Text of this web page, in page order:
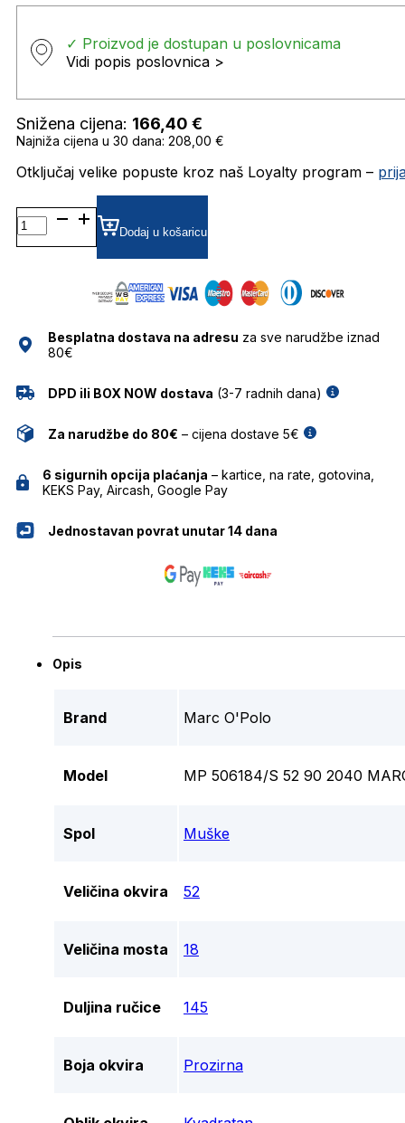
✓ Proizvod je dostupan u poslovnicama
Vidi popis poslovnica >
Snižena cijena: 166,40 €
Najniža cijena u 30 dana: 208,00 €
Otključaj velike popuste kroz naš Loyalty program –
MP506184 SUNČANE
NAOČALE
MARC
Dodaj u košaricu
Besplatna dostava na adresu za sve narudžbe iznad
80€
DPD ili BOX NOW dostava (3-7 radnih dana)
Za narudžbe do 80€ – cijena dostave 5€
6 sigurnih opcija plaćanja – kartice, na rate, gotovina,
KEKS Pay, Aircash, Google Pay
Jednostavan povrat unutar 14 dana
Opis
Brand Marc O'Polo
Model MP 506184/S 52 90 2040
Spol Muške
Veličina okvira 52
Veličina mosta 18
Duljina ručice 145
Boja okvira Prozirna